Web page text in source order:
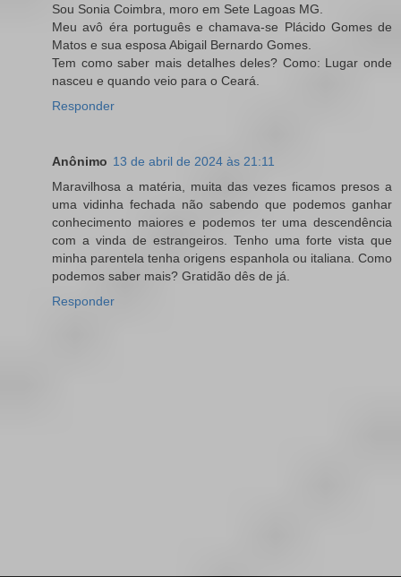
Sou Sonia Coimbra, moro em Sete Lagoas MG.
Meu avô éra português e chamava-se Plácido Gomes de
Matos e sua esposa Abigail Bernardo Gomes.
Tem como saber mais detalhes deles? Como: Lugar onde
nasceu e quando veio para o Ceará.
Responder
Anônimo 13 de abril de 2024 às 21:11
Maravilhosa a matéria, muita das vezes ficamos presos a
uma vidinha fechada não sabendo que podemos ganhar
conhecimento maiores e podemos ter uma descendência
com a vinda de estrangeiros. Tenho uma forte vista que
minha parentela tenha origens espanhola ou italiana. Como
podemos saber mais? Gratidão dês de já.
Responder